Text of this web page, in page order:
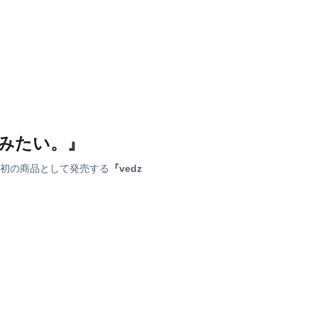
たい。』
の商品として発売する
『vedz